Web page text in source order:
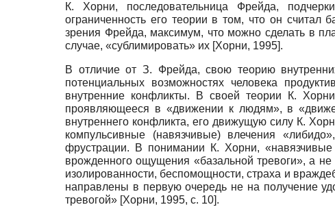
К. Хорни, последовательница Фрейда,
ограниченность его теории в том, что он
зрения Фрейда, максимум, что можно сделать в
случае, «сублимировать» их [Хорни, 1995].
В отличие от З. Фрейда, свою теорию
потенциальных возможностях человека
внутренние конфликты. В своей теории К.
проявляющееся в «движении к людям», в
внутреннего конфликта, его движущую силу К.
компульсивные (навязчивые) влечения
фрустрации. В понимании К. Хорни, «навязчивые
врожденного ощущения «базальной тревоги», а
изолированности, беспомощности, страха и
направлены в первую очередь не на получение
тревогой» [Хорни, 1995, c. 10].